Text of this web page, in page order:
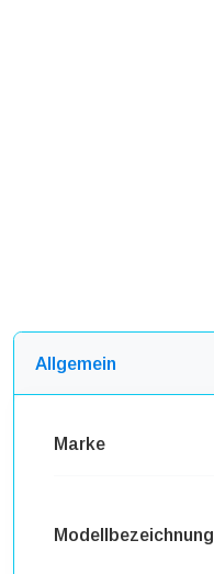
Allgemein
Marke
Modellbezeichnung